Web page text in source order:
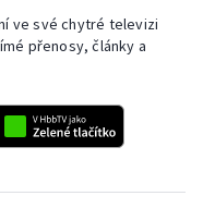
ve své chytré televizi
přenosy, články a